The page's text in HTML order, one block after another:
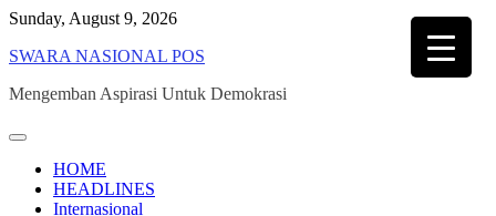
Skip
content
Sunday, August 9, 2026
SWARA NASIONAL POS
Mengemban Aspirasi Untuk Demokrasi
HOME
HEADLINES
Internasional